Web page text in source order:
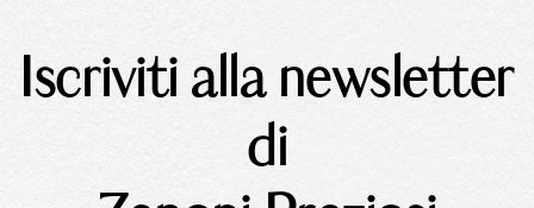
Iscriviti alla newsletter
di